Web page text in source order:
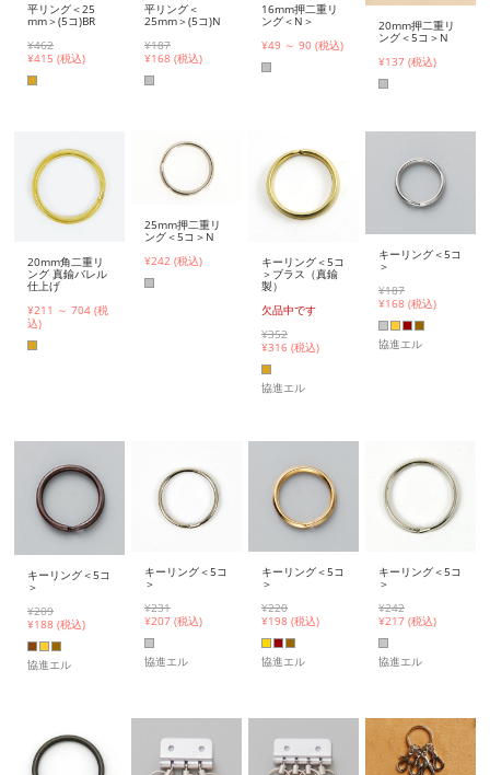
平リング＜25
mm＞(5コ)BR
¥462
¥415 (税込)
平リング＜
25mm＞(5コ)N
¥187
¥168 (税込)
16mm押二重リ
ング＜N＞
¥49 ～ 90 (税込)
20mm押二重リ
ング＜5コ＞N
¥137 (税込)
20mm角二重リ
ング 真鍮バレル
仕上げ
¥211 ～ 704 (税
込)
25mm押二重リ
ング＜5コ＞N
¥242 (税込)
キーリング＜5コ
＞ブラス（真鍮
製）
欠品中です
¥352
¥316 (税込)
協進エル
キーリング＜5コ
＞
¥187
¥168 (税込)
協進エル
キーリング＜5コ
＞
¥209
¥188 (税込)
協進エル
キーリング＜5コ
＞
¥231
¥207 (税込)
協進エル
キーリング＜5コ
＞
¥220
¥198 (税込)
協進エル
キーリング＜5コ
＞
¥242
¥217 (税込)
協進エル